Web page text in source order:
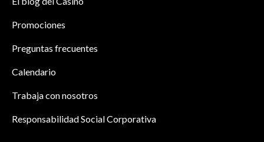
Promociones
Preguntas frecuentes
Calendario
Trabaja con nosotros
Responsabilidad Social Corporativa